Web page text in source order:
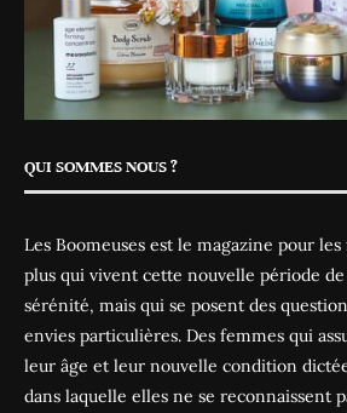
QUI SOMMES NOUS ?
Les Boomeuses est le magazine pour
plus qui vivent cette nouvelle période
sérénité, mais qui se posent des
envies particulières. Des femmes qui
leur âge et leur nouvelle condition
dans laquelle elles ne se reconnaissent